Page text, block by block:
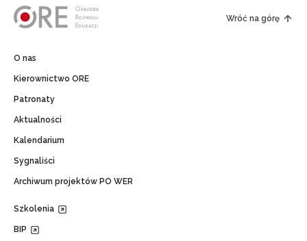
Wróć na górę
O nas
Kierownictwo ORE
Patronaty
Aktualności
Kalendarium
Sygnaliści
Archiwum projektów PO WER
Szkolenia
BIP